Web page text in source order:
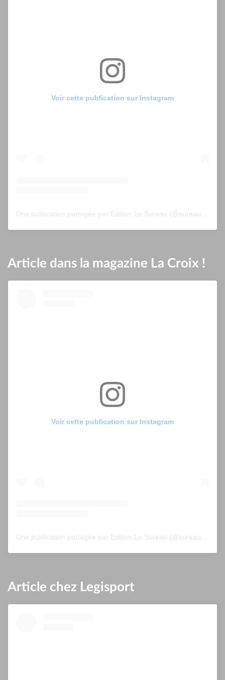
Voir cette publication sur Instagram
Article dans la magazine La Croix !
Voir cette publication sur Instagram
Une publication partagée par Edition Le Sureau (@sureau.edition)
Article chez Legisport